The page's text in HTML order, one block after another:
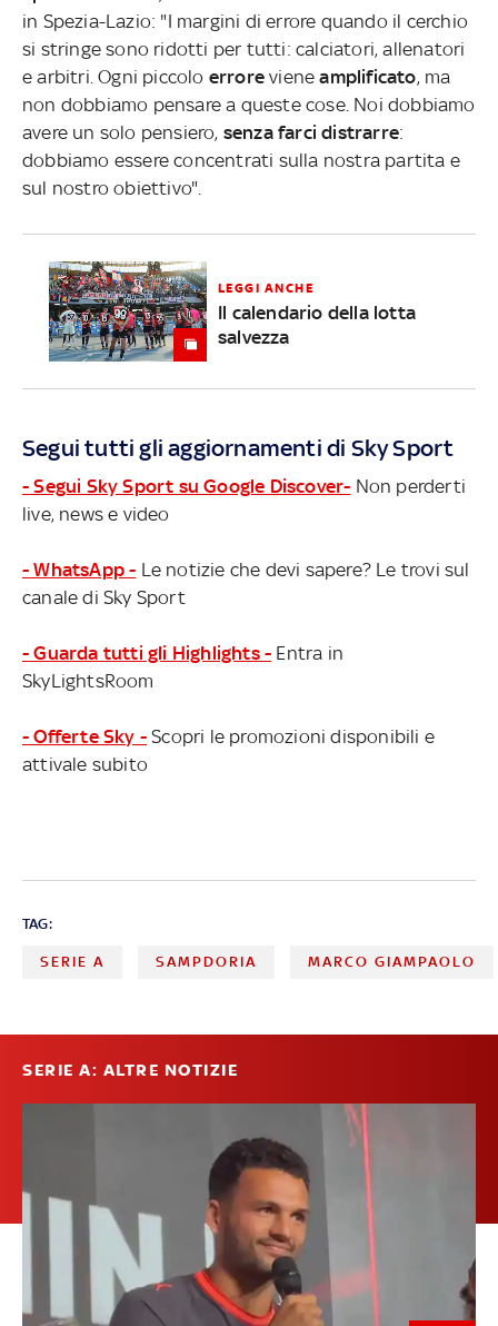
in Spezia-Lazio: "I margini di errore quando il cerchio
si stringe sono ridotti per tutti: calciatori, allenatori
e arbitri. Ogni piccolo errore vieneamplificato, ma
non dobbiamo pensare a queste cose. Noi dobbiamo
avere un solo pensiero, senza farci distrarre:
dobbiamo essere concentrati sulla nostra partita e
sul nostro obiettivo".
LEGGI ANCHE
Il calendario della lotta
salvezza
Segui tutti gli aggiornamenti di Sky Sport
- Segui Sky Sport su Google Discover- Non perderti
live, news e video
- WhatsApp - Le notizie che devi sapere? Le trovi sul
canale di Sky Sport
- Guarda tutti gli Highlights - Entra in
SkyLightsRoom
- Offerte Sky - Scopri le promozioni disponibili e
attivale subito
TAG:
SERIE A SAMPDORIA MARCO GIAMPAOLO
SERIE A: ALTRE NOTIZIE